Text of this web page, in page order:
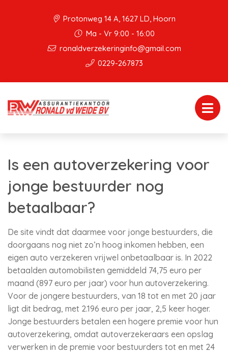
Protonweg 14 A, 1627 LD, Hoorn
Ma - Vr 9:00 - 16:00
ronaldverzekeringinfo@gmail.com
0229-267873
Is een autoverzekering voor
jonge bestuurder nog
betaalbaar?
De site vindt dat daarmee voor jonge bestuurders, die
doorgaans nog niet zo’n hoog inkomen hebben, een
eigen auto verzekeren vrijwel onbetaalbaar is. In 2022
betaalden automobilisten gemiddeld 74,75 euro per
maand (897 euro per jaar) voor hun autoverzekering.
Voor de jongere bestuurders, van 18 tot en met 20 jaar
ligt dit bedrag, met 2.196 euro per jaar, 2,5 keer hoger.
Jonge bestuurders betalen een hogere premie voor hun
autoverzekering, omdat autoverzekeraars een opslag
verwerken in de premie voor bestuurders tot en met 24